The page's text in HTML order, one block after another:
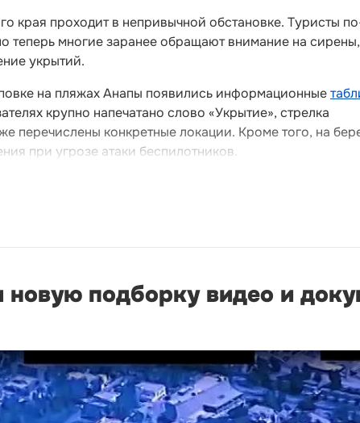
края проходит в непривычной обстановке. Туристы
многие заранее обращают внимание на сирены,
укрытий.
на пляжах Анапы появились информационные
крупно напечатано слово «Укрытие», стрелка
перечислены конкретные локации. Кроме того, на
при угрозе атаки беспилотников.
новую подборку видео и